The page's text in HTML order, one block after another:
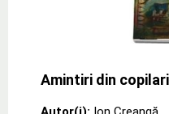
Amintiri din